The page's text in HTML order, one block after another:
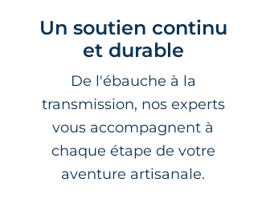
Un soutien continu
et durable
De l'ébauche à la
transmission, nos experts
vous accompagnent à
chaque étape de votre
aventure artisanale.